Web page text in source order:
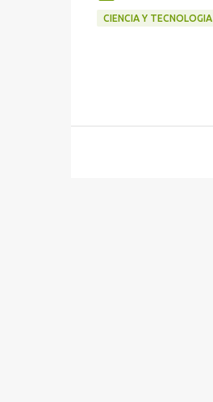
CIENCIA Y TECNOLOGIA